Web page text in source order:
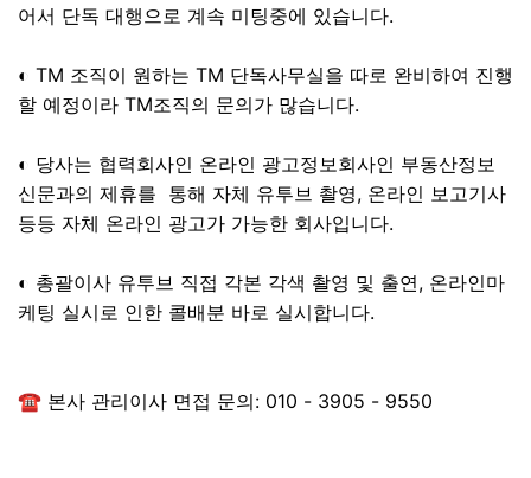
어서 단독 대행으로 계속 미팅중에 있습니다.
◐ TM 조직이 원하는 TM 단독사무실을 따로 완비하여 진행
할 예정이라 TM조직의 문의가 많습니다.
◐ 당사는 협력회사인 온라인 광고정보회사인 부동산정보
신문과의 제휴를 통해 자체 유투브 촬영, 온라인 보고기사
등등 자체 온라인 광고가 가능한 회사입니다.
◐ 총괄이사 유투브 직접 각본 각색 촬영 및 출연, 온라인마
케팅 실시로 인한 콜배분 바로 실시합니다.
☎ 본사 관리이사 면접 문의: 010 - 3905 - 9550